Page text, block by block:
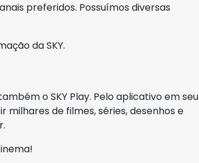
preferidos. Possuímos diversas
da SKY.
o SKY Play. Pelo aplicativo em seu
milhares de filmes, séries, desenhos e